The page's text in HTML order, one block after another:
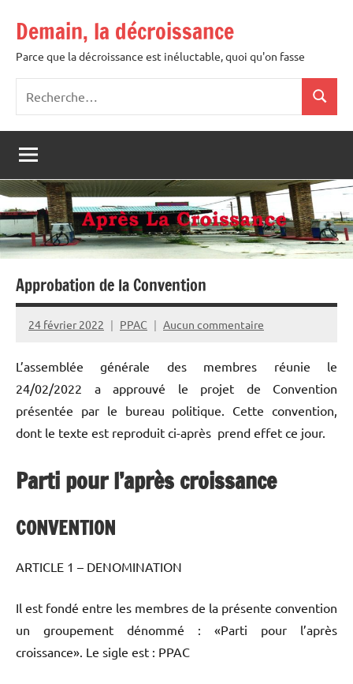
contenu
Demain, la décroissance
Parce que la décroissance est inéluctable, quoi qu'on fasse
Recherche
pour
:
Approbation de la Convention
24 février 2022 PPAC Aucun commentaire
L’assemblée générale des membres réunie le
24/02/2022 a approuvé le projet de Convention
présentée par le bureau politique. Cette convention,
dont le texte est reproduit ci-après prend effet ce jour.
Parti pour l’après croissance
CONVENTION
ARTICLE 1 – DENOMINATION
Il est fondé entre les membres de la présente convention
un groupement dénommé : «Parti pour l’après
croissance». Le sigle est : PPAC